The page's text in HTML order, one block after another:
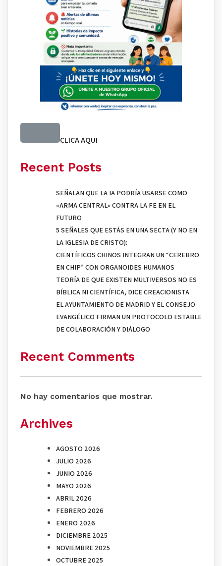
CLICA AQUI
Recent Posts
SEÑALAN QUE LA IA PODRÍA USARSE COMO
«ARMA CENTRAL» CONTRA LA FE EN EL
FUTURO
5 SEÑALES QUE ESTÁS EN UNA SECTA (Y NO EN
LA IGLESIA DE CRISTO):
CIENTÍFICOS CHINOS INTEGRAN UN “CEREBRO
EN CHIP” CON ORGANOIDES HUMANOS
TEORÍA DE QUE EXISTEN MULTIVERSOS NO ES
BÍBLICA NI CIENTÍFICA, DICE CREACIONISTA
EL AYUNTAMIENTO DE MADRID Y EL CONSEJO
EVANGÉLICO FIRMAN UN PROTOCOLO ESTABLE
DE COLABORACIÓN Y DIÁLOGO
Recent Comments
No hay comentarios que mostrar.
Archives
AGOSTO 2026
JULIO 2026
JUNIO 2026
MAYO 2026
ABRIL 2026
FEBRERO 2026
ENERO 2026
DICIEMBRE 2025
NOVIEMBRE 2025
OCTUBRE 2025